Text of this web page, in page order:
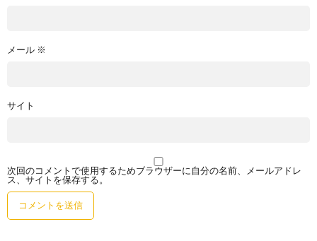
メール ※
サイト
次回のコメントで使用するためブラウザーに自分の名前、メールアドレ
ス、サイトを保存する。